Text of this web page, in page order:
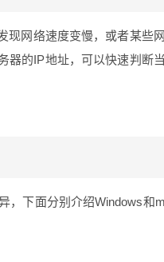
现网络速度变慢，或者某些网
器的IP地址，可以快速判断当
，下面分别介绍Windows和m